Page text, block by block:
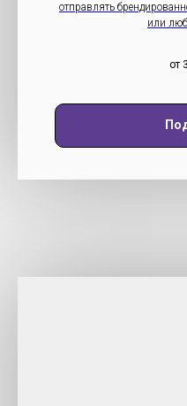
отправлять
или
от